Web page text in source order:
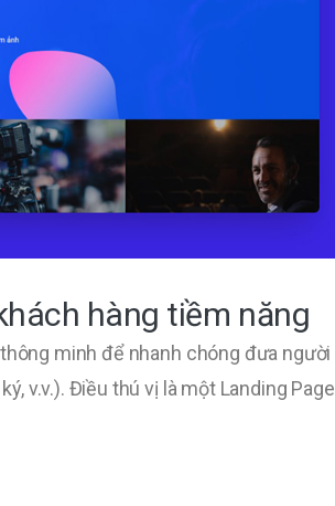
hàng tiềm năng
minh để nhanh chóng đưa người
v.v.). Điều thú vị là một Landing Page